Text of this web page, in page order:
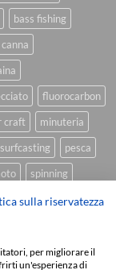
bass fishing
canna
fluorocarbon
craft
minuteria
pesca
spinning
trolling tubertini
sulla riservatezza
per migliorare il
un'esperienza di